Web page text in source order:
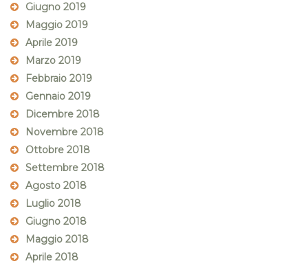
Giugno 2019
Maggio 2019
Aprile 2019
Marzo 2019
Febbraio 2019
Gennaio 2019
Dicembre 2018
Novembre 2018
Ottobre 2018
Settembre 2018
Agosto 2018
Luglio 2018
Giugno 2018
Maggio 2018
Aprile 2018